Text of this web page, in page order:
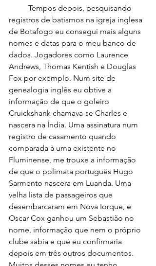
registros de batismos na igreja inglesa
de Botafogo eu consegui mais alguns
nomes e datas para o meu banco de
dados. Jogadores como Laurence
Andrews, Thomas Kentish e Douglas
Fox por exemplo. Num site de
genealogia inglês eu obtive a
informação de que o goleiro
Cruickshank chamava-se Charles e
nascera na Índia. Uma assinatura num
registro de casamento quando
comparada à uma existente no
Fluminense, me trouxe a informação
de que o polímata português Hugo
Sarmento nascera em Luanda. Uma
velha lista de passageiros que
desembarcaram em Nova Iorque, e
Oscar Cox ganhou um Sebastião no
nome, informação que nem o próprio
clube sabia e que eu confirmaria
depois em três outros documentos.